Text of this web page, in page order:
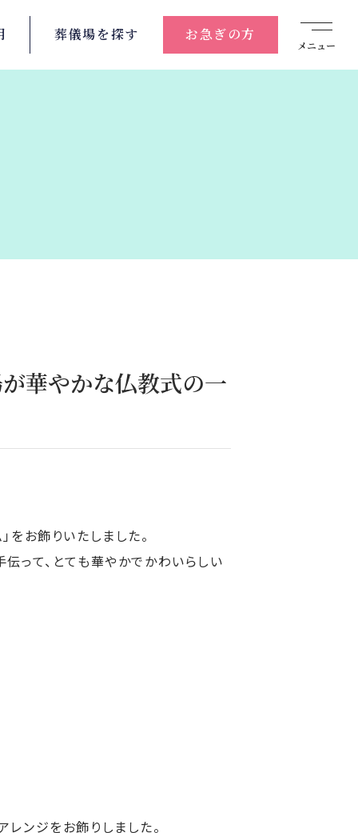
メニュー
葬儀場を探す お急ぎの方
華やかな仏教式の一
をお飾りいたしました。
って、とても華やかでかわいらしい
ンジをお飾りしました。